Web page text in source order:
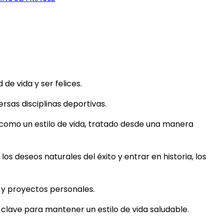
vida y ser felices.
disciplinas deportivas.
un estilo de vida, tratado desde una manera
deseos naturales del éxito y entrar en historia, los
proyectos personales.
para mantener un estilo de vida saludable.